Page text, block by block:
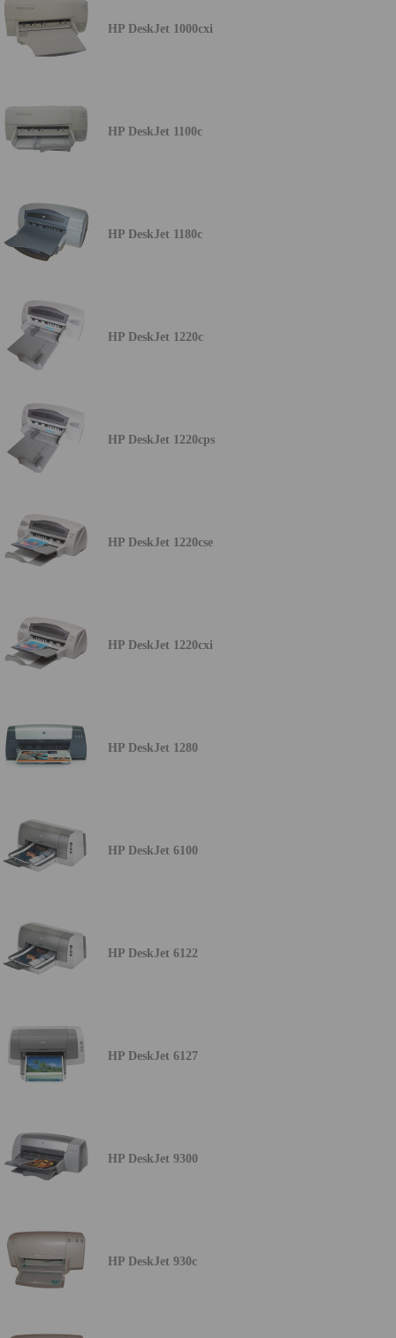
HP DeskJet 1000cxi
HP DeskJet 1100c
HP DeskJet 1180c
HP DeskJet 1220c
HP DeskJet 1220cps
HP DeskJet 1220cse
HP DeskJet 1220cxi
HP DeskJet 1280
HP DeskJet 6100
HP DeskJet 6122
HP DeskJet 6127
HP DeskJet 9300
HP DeskJet 930c